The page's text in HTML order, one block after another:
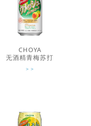
CHOYA
无酒精青梅苏打